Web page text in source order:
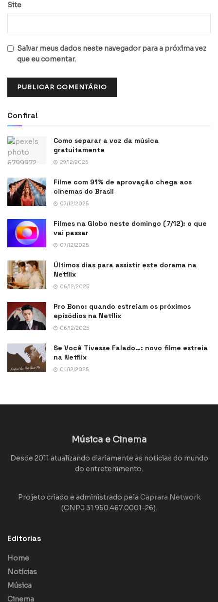
Site
Salvar meus dados neste navegador para a próxima vez
que eu comentar.
Confira!
Como separar a voz da música
gratuitamente
29/12/2025
Filme com 91% de aprovação chega aos
cinemas do Brasil
07/12/2025
Filmes na Globo neste domingo (7/12): o que
vai passar
07/12/2025
Últimos dias para assistir este dorama na
Netflix
06/12/2025
Pro Bono: quando estreiam os próximos
episódios na Netflix
06/12/2025
Se Você Tivesse Falado…: novo filme estreia
na Netflix
04/12/2025
Música e Cinema
Desde 2011 atualizando diariamente as notícias do mundo
do entretenimento.
Projeto criado e administrado pela Caprara Network
(CNPJ 31.950.467.0001-26).
Editorias
Home
Notícias
Música
Cinema